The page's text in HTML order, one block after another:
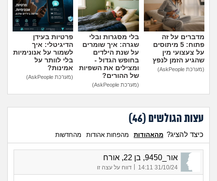
מדברים על זה
פתוח: 5 מיתוסים
על צעצועי מין
שהגיע הזמן לנפץ
(מערכת AskPeople)
בלי מסגרות ובלי
שגרה: איך שומרים
על שנת הילדים
בחופש הגדול -
ומצילים את השפיות
של ההורים?
(מערכת AskPeople)
פרטיות בעידן
הדיגיטלי: איך
לשמור על אנונימיות
בלי לוותר על
אמינות?
(מערכת AskPeople)
עצות הגולשים (46
)
כיצד להציג? מהאהודות מהפחות אהודות מהחדשות
אור_9450, בן 22, אורח
31/10/24 14:11 דווח על עצה זו